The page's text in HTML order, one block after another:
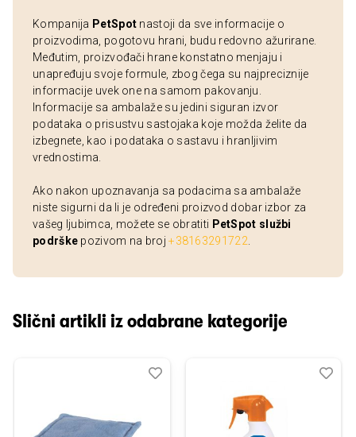
Kompanija PetSpot nastoji da sve informacije o
proizvodima, pogotovu hrani, budu redovno ažurirane.
Međutim, proizvođači hrane konstatno menjaju i
unapređuju svoje formule, zbog čega su najpreciznije
informacije uvek one na samom pakovanju.
Informacije sa ambalaže su jedini siguran izvor
podataka o prisustvu sastojaka koje možda želite da
izbegnete, kao i podataka o sastavu i hranljivim
vrednostima.
Ako nakon upoznavanja sa podacima sa ambalaže
niste sigurni da li je određeni proizvod dobar izbor za
vašeg ljubimca, možete se obratiti PetSpot službi
podrške pozivom na broj+38163291722
Slični artikli iz odabrane kategorije
Dodaj
Uporedi